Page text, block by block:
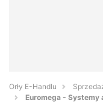
Orły E-Handlu
Euromega - Systemy